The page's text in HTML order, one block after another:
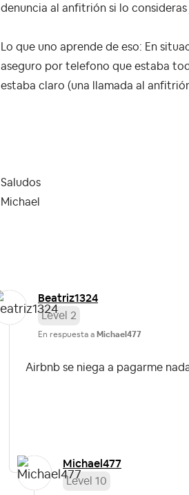
denuncia al anfitrión si lo consideras
Lo que uno aprende de eso: En
aseguro por telefono que estaba
estaba claro (una llamada al
Saludos
Michael
Beatriz1324
Level 2
En respuesta a Michael477
Airbnb se niega a pagarme
Michael477
Level 10